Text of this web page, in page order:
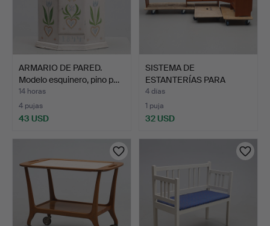
ARMARIO DE PARED.
Modelo esquinero, pino p…
14 horas
4 pujas
43 USD
SISTEMA DE
ESTANTERÍAS PARA
ESQUINA. Teca,…
4 días
1 puja
32 USD